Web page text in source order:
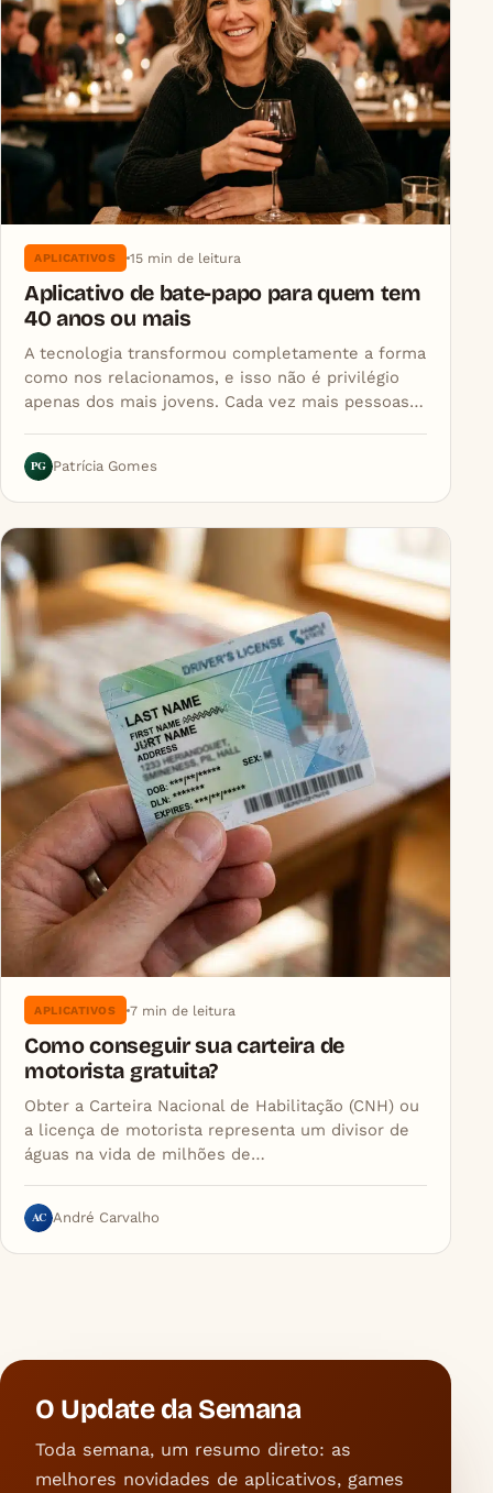
APLICATIVOS 15 min de leitura
Aplicativo de bate-papo para quem tem
40 anos ou mais
A tecnologia transformou completamente a forma
como nos relacionamos, e isso não é privilégio
apenas dos mais jovens. Cada vez mais pessoas…
PG Patrícia Gomes
APLICATIVOS 7 min de leitura
Como conseguir sua carteira de
motorista gratuita?
Obter a Carteira Nacional de Habilitação (CNH) ou
a licença de motorista representa um divisor de
águas na vida de milhões de…
AC André Carvalho
O Update da Semana
Toda semana, um resumo direto: as
melhores novidades de aplicativos, games